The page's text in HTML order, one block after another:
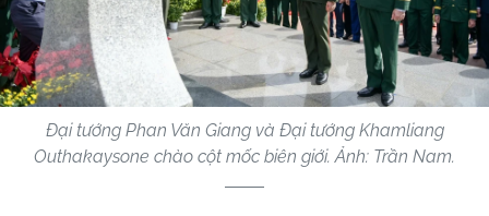
Đại tướng Phan Văn Giang và Đại tướng Khamliang
Outhakaysone chào cột mốc biên giới. Ảnh: Trần Nam.